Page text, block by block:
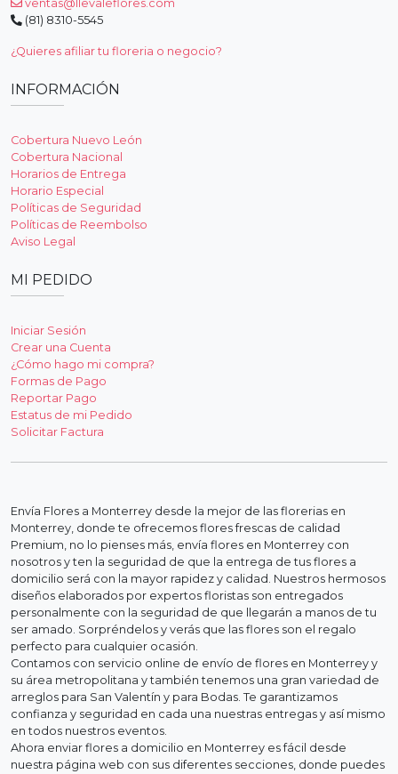
ventas@llevaleflores.com
(81) 8310-5545
¿Quieres afiliar tu floreria o negocio?
INFORMACIÓN
Cobertura Nuevo León
Cobertura Nacional
Horarios de Entrega
Horario Especial
Políticas de Seguridad
Políticas de Reembolso
Aviso Legal
MI PEDIDO
Iniciar Sesión
Crear una Cuenta
¿Cómo hago mi compra?
Formas de Pago
Reportar Pago
Estatus de mi Pedido
Solicitar Factura
Envía Flores a Monterrey desde la mejor de las florerias en
Monterrey, donde te ofrecemos flores frescas de calidad
Premium, no lo pienses más, envía flores en Monterrey con
nosotros y ten la seguridad de que la entrega de tus flores a
domicilio será con la mayor rapidez y calidad. Nuestros hermosos
diseños elaborados por expertos floristas son entregados
personalmente con la seguridad de que llegarán a manos de tu
ser amado. Sorpréndelos y verás que las flores son el regalo
perfecto para cualquier ocasión.
Contamos con servicio online de envío de flores en Monterrey y
su área metropolitana y también tenemos una gran variedad de
arreglos para San Valentín y para Bodas. Te garantizamos
confianza y seguridad en cada una nuestras entregas y así mismo
en todos nuestros eventos.
Ahora enviar flores a domicilio en Monterrey es fácil desde
nuestra página web con sus diferentes secciones, donde puedes